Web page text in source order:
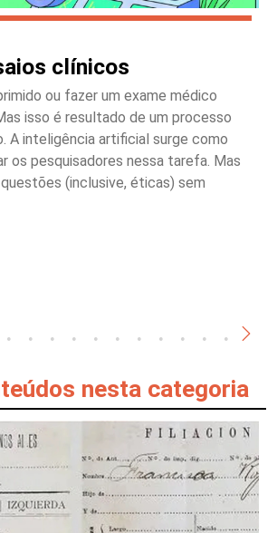
clínicos
ou fazer um exame médico
isso é resultado de um processo
A inteligência artificial surge como
os pesquisadores nessa tarefa. Mas
(inclusive, éticas) sem
nesta categoria